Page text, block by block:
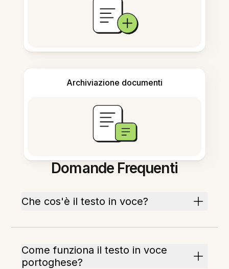
Archiviazione documenti
Domande Frequenti
Che cos'è il testo in voce?
Come funziona il testo in voce
portoghese?